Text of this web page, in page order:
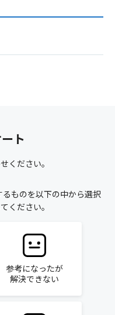
ト
ください。
ものを以下の中から選択
ください。
参考になったが
解決できない